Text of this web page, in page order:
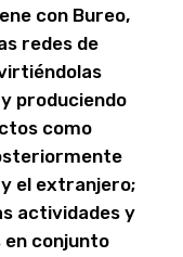
con Bureo,
redes de
produciendo
como
el extranjero;
actividades y
conjunto